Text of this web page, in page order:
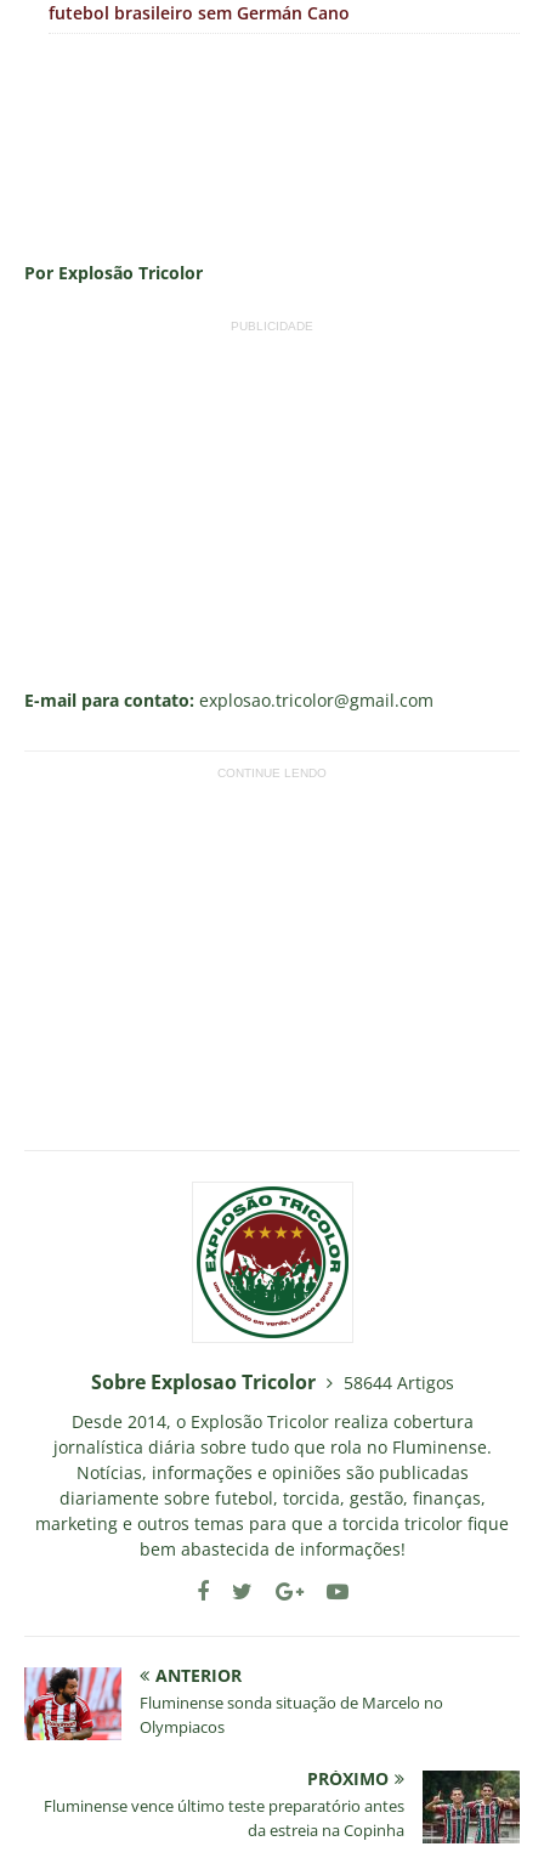
futebol brasileiro sem Germán Cano
Por Explosão Tricolor
PUBLICIDADE
E-mail para contato: explosao.tricolor@gmail.com
CONTINUE LENDO
Sobre Explosao Tricolor
58644 Artigos
Desde 2014, o Explosão Tricolor realiza cobertura
jornalística diária sobre tudo que rola no Fluminense.
Notícias, informações e opiniões são publicadas
diariamente sobre futebol, torcida, gestão, finanças,
marketing e outros temas para que a torcida tricolor fique
bem abastecida de informações!
ANTERIOR
Fluminense sonda situação de Marcelo no
Olympiacos
PRÓXIMO
Fluminense vence último teste preparatório antes
da estreia na Copinha